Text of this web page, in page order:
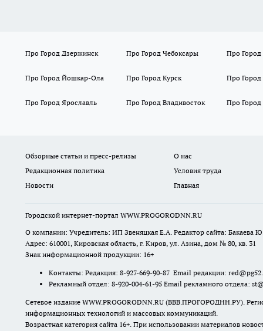
Про Город Дзержинск Про Город Чебоксары Про Город
Про Город Йошкар-Ола Про Город Курск Про
Про Город Ярославль Про Город Владивосток Про Город
Обзорные статьи и пресс-релизы
О нас
Редакционная политика
Условия труда
Новости
Главная
Городской интернет-портал WWW.PROGORODNN.RU
О компании: Учредитель: ИП Звеняцкая Е.А. Редактор сайта: Бакаева
Адрес: 610001, Кировская область, г. Киров, ул. Азина, дом № 80, кв. 31
Знак информационной продукции: 16+
Контакты: Редакция: 8-927-669-90-87 Email редакции:
Рекламный отдел: 8-920-004-61-95 Email рекламного отдела:
Сетевое издание WWW.PROGORODNN.RU (ВВВ.ПРОГОРОДНН.РУ).
информационных технологий и массовых коммуникаций.
Возрастная категория сайта 16+. При использовании материалов